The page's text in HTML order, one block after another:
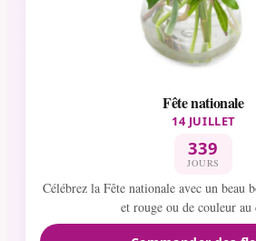
Fête nationale
14 JUILLET
339
JOURS
Célébrez la Fête nationale avec un beau
et rouge ou de couleur au